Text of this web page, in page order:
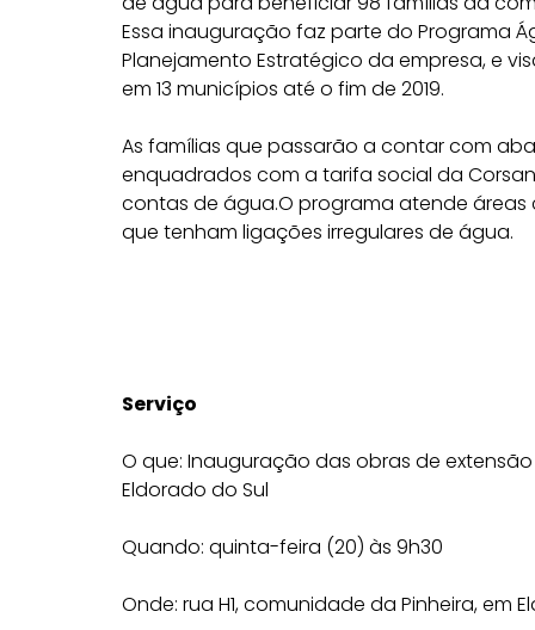
Essa inauguração faz parte do Programa
Planejamento Estratégico da empresa, e
em 13 municípios até o fim de 2019.
As famílias que passarão a contar com
enquadrados com a tarifa social da
contas de água.O programa atende
que tenham ligações irregulares de água.
Serviço
O que: Inauguração das obras de
Eldorado do Sul
Quando: quinta-feira (20) às 9h30
Onde: rua H1, comunidade da Pinheira, em